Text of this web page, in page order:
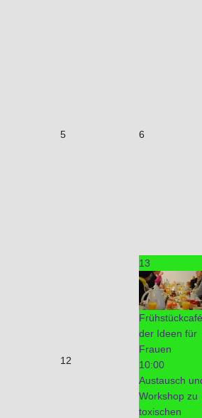
5 6
12
13
Frühstückcafé
der Ideen für
Frauen
10:00
Austausch
Workshop zu
toxischen